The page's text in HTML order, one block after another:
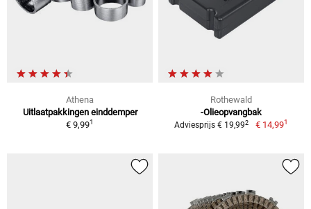
Athena
Uitlaatpakkingen einddemper
€ 9,991
Rothewald
-Olieopvangbak
Adviesprijs € 19,992 € 14,991